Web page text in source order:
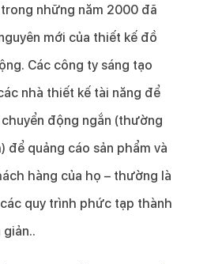
những năm 2000 đã
mới của thiết kế đồ
Các công ty sáng tạo
nhà thiết kế tài năng để
động ngắn (thường
để quảng cáo sản phẩm và
hàng của họ – thường là
quy trình phức tạp thành